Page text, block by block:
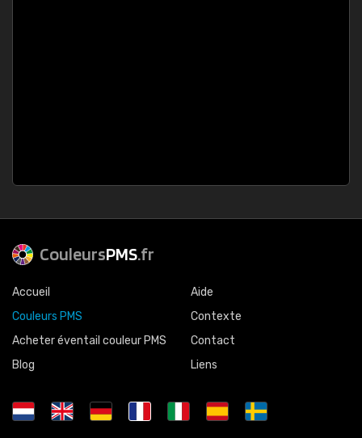
CouleursPMS.fr
Accueil
Couleurs PMS
Acheter éventail couleur PMS
Blog
Aide
Contexte
Contact
Liens